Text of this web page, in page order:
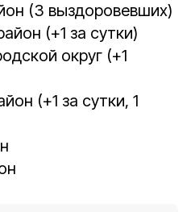
(3 выздоровевших)
(+1 за сутки)
округ (+1
(+1 за сутки, 1